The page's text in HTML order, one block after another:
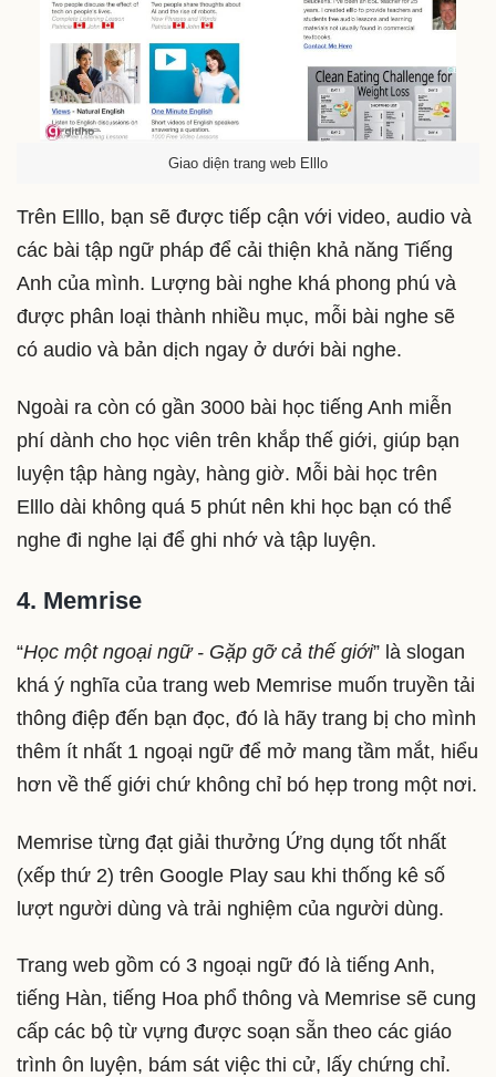
Giao diện trang web Elllo
Trên Elllo, bạn sẽ được tiếp cận với video, audio và
các bài tập ngữ pháp để cải thiện khả năng Tiếng
Anh của mình. Lượng bài nghe khá phong phú và
được phân loại thành nhiều mục, mỗi bài nghe sẽ
có audio và bản dịch ngay ở dưới bài nghe.
Ngoài ra còn có gần 3000 bài học tiếng Anh miễn
phí dành cho học viên trên khắp thế giới, giúp bạn
luyện tập hàng ngày, hàng giờ. Mỗi bài học trên
Elllo dài không quá 5 phút nên khi học bạn có thể
nghe đi nghe lại để ghi nhớ và tập luyện.
4. Memrise
“Học một ngoại ngữ - Gặp gỡ cả thế giới” là slogan
khá ý nghĩa của trang web Memrise muốn truyền tải
thông điệp đến bạn đọc, đó là hãy trang bị cho mình
thêm ít nhất 1 ngoại ngữ để mở mang tầm mắt, hiểu
hơn về thế giới chứ không chỉ bó hẹp trong một nơi.
Memrise từng đạt giải thưởng Ứng dụng tốt nhất
(xếp thứ 2) trên Google Play sau khi thống kê số
lượt người dùng và trải nghiệm của người dùng.
Trang web gồm có 3 ngoại ngữ đó là tiếng Anh,
tiếng Hàn, tiếng Hoa phổ thông và Memrise sẽ cung
cấp các bộ từ vựng được soạn sẵn theo các giáo
trình ôn luyện, bám sát việc thi cử, lấy chứng chỉ.